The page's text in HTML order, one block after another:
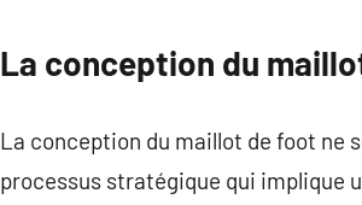
La conception du
La conception du maillot de foot ne
processus stratégique qui implique